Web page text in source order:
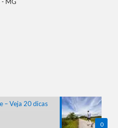
0
– Veja 20 dicas